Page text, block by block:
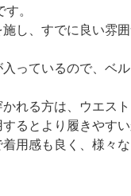
。
し、すでに良い雰
っているので、ベ
れる方は、ウエス
るとより履きやすい
用感も良く、様々